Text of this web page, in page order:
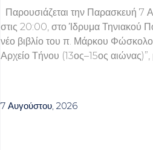
Παρουσιάζεται την Παρασκευή 7
στις 20:00, στο Ίδρυμα Τηνιακού
νέο βιβλίο του π. Μάρκου
Αρχείο Τήνου (13ος–15ος αιώνας)”,
7 Αυγούστου, 2026